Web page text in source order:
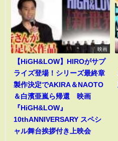
映画
【HiGH&LOW】HIROがサプ
ライズ登場！シリーズ最終章
製作決定でAKIRA＆NAOTO
＆白濱亜嵐ら帰還 映画
『HiGH&LOW』
10thANNIVERSARY スペシ
ャル舞台挨拶付き上映会